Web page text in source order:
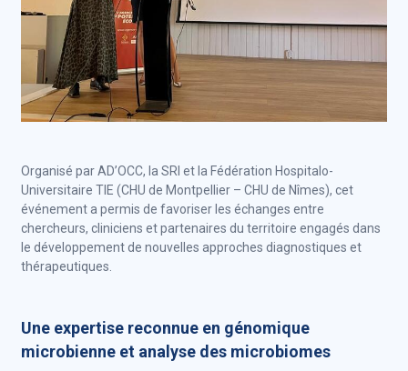
Organisé par AD’OCC, la SRI et la Fédération Hospitalo-
Universitaire TIE (CHU de Montpellier – CHU de Nîmes), cet
événement a permis de favoriser les échanges entre
chercheurs, cliniciens et partenaires du territoire engagés dans
le développement de nouvelles approches diagnostiques et
thérapeutiques.
Une expertise reconnue en génomique
microbienne et analyse des microbiomes